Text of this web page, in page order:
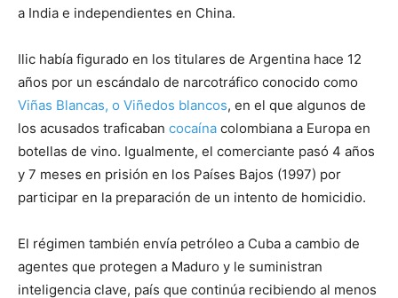
a India e independientes en China.
Ilic había figurado en los titulares de Argentina hace 12
años por un escándalo de narcotráfico conocido como
Viñas Blancas, o Viñedos blancos, en el que algunos de
los acusados ​​traficaban cocaína colombiana a Europa en
botellas de vino. Igualmente, el comerciante pasó 4 años
y 7 meses en prisión en los Países Bajos (1997) por
participar en la preparación de un intento de homicidio.
El régimen también envía petróleo a Cuba a cambio de
agentes que protegen a Maduro y le suministran
inteligencia clave, país que continúa recibiendo al menos